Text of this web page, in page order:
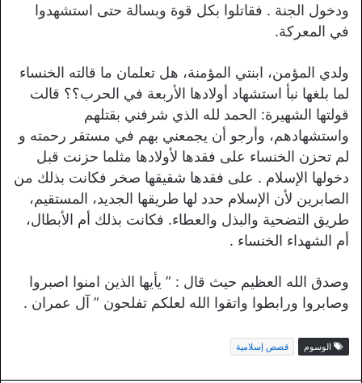
ودخول الجنة . فقاتلوا بكل قوة وبسالة حتى استشهدوا
في المعركة.
ولدي المؤمن، ابنتي المؤمنة، هل تعلمان ما قالته الخنساء
لما بلغها نبأ استشهاد أولادها الأربعة في الحرب؟؟ قالت
قولتها الشهيرة: الحمد لله الذي شرفني بقتلهم
واستشهادهم، وأرجو أن يجمعني بهم في مستقر رحمته و
لم تحزن الخنساء على فقدها لأولادها مثلما حزنت قبل
دخولها الإسلام . على فقدها شقيقها صخر فكانت بذلك من
الصابرين لأن الإسلام حدد لها طريقها الجديد، المستقيم،
طريق التضحية والبذل والعطاء. فكانت بذلك أم الأبطال،
أم الشهداء الخنساء .
وصدق الله العظيم حيث قال : ” يأيها الذين امنوا اصبروا
وصابروا ورابطوا واتقوا الله لعلكم تفلحون ” آل عمران .
الوسوم قصص إسلامية